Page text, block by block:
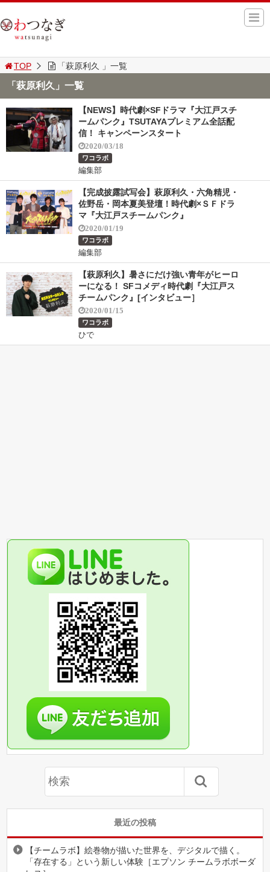
TOP 「萩原利久 」一覧
「萩原利久」一覧
【NEWS】時代劇×SFドラマ『大江戸スチ
ームパンク』TSUTAYAプレミアム全話配
信！ キャンペーンスタート
2020/03/18
ワコラボ
編集部
【完成披露試写会】萩原利久・六角精児・
佐野岳・岡本夏美登壇！時代劇×ＳＦドラ
マ『大江戸スチームパンク』
2020/01/19
ワコラボ
編集部
【萩原利久】暑さにだけ強い青年がヒーロ
ーになる！ SFコメディ時代劇『大江戸ス
チームパンク』[インタビュー］
2020/01/15
ワコラボ
ひで
最近の投稿
【チームラボ】絵巻物が描いた世界を、デジタルで描く。
「存在する」という新しい体験［エプソン チームラボボーダ